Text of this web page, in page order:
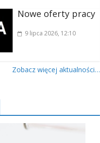
Nowe oferty pracy
9 lipca 2026, 12:10
Zobacz więcej aktualności…